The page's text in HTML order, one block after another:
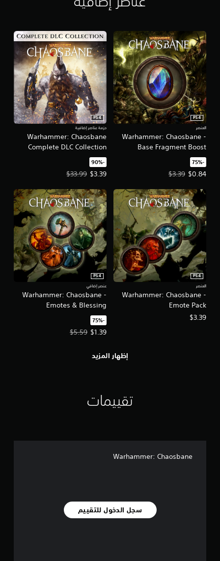
Warhammer: Chaosbane -
Base Fragment Boost
PS4
العنصر
‏-75%‏
$0.84
سعر العرض $0.84‏. السعر الأصلي، $3.39‏.
$3.39
Warhammer: Chaosbane
Complete DLC Collection
PS4
حزمة عناصر إضافية
‏-90%‏
$3.39
سعر العرض $3.39‏. السعر الأصلي، $33.99‏.
$33.99
Warhammer: Chaosbane -
Emote Pack
PS4
العنصر
$3.39
Warhammer: Chaosbane -
Emotes & Blessing
PS4
عنصر إضافي
‏-75%‏
$1.39
سعر العرض $1.39‏. السعر الأصلي، $5.59‏.
$5.59
إظهار المزيد
تقييمات
Warhammer: Chaosbane
سجل الدخول للتقييم